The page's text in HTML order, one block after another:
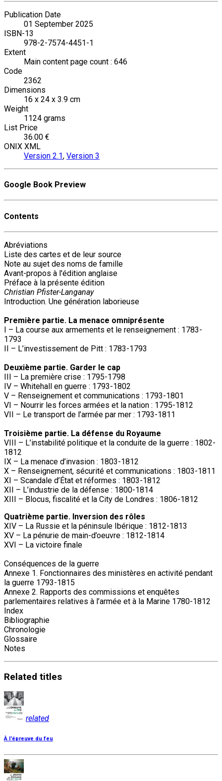
Publication Date
01 September 2025
ISBN-13
978-2-7574-4451-1
Extent
Main content page count : 646
Code
2362
Dimensions
16 x 24 x 3.9 cm
Weight
1124 grams
List Price
36.00 €
ONIX XML
Version 2.1, Version 3
Google Book Preview
Contents
Abréviations
Liste des cartes et de leur source
Note au sujet des noms de famille
Avant-propos à l'édition anglaise
Préface à la présente édition
Christian Pfister-Langanay
Introduction. Une génération laborieuse
Première partie. La menace omniprésente
I – La course aux armements et le renseignement : 1783-
1793
II – L’investissement de Pitt : 1783-1793
Deuxième partie. Garder le cap
III – La première crise : 1795-1798
IV – Whitehall en guerre : 1793-1802
V – Renseignement et communications : 1793-1801
VI – Nourrir les forces armées et la nation : 1795-1812
VII – Le transport de l’armée par mer : 1793-1811
Troisième partie. La défense du Royaume
VIII – L’instabilité politique et la conduite de la guerre : 1802-
1812
IX – La menace d’invasion : 1803-1812
X – Renseignement, sécurité et communications : 1803-1811
XI – Scandale d’État et réformes : 1803-1812
XII – L’industrie de la défense : 1800-1814
XIII – Blocus, fiscalité et la City de Londres : 1806-1812
Quatrième partie. Inversion des rôles
XIV – La Russie et la péninsule Ibérique : 1812-1813
XV – La pénurie de main-d’oeuvre : 1812-1814
XVI – La victoire finale
Conséquences de la guerre
Annexe 1. Fonctionnaires des ministères en activité pendant
la guerre 1793-1815
Annexe 2. Rapports des commissions et enquêtes
parlementaires relatives à l’armée et à la Marine 1780-1812
Index
Bibliographie
Chronologie
Glossaire
Notes
Related titles
related
À l'épreuve du feu